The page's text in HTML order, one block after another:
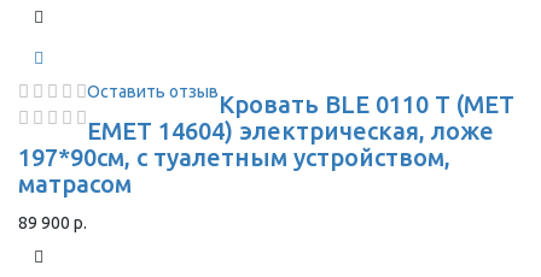
Оставить отзывКровать BLE 0110 T (MET
EMET 14604) электрическая, ложе
197*90см, с туалетным устройством,
матрасом
89 900 р.